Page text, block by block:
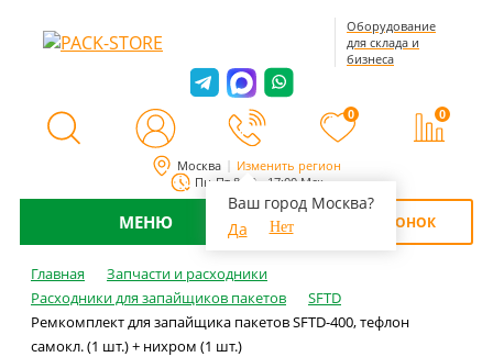
Москва Изменить регион
Ваш город Москва?
Да
Нет
Пн-Пт 8:00 - 17:00 Мск
Оборудование
для склада и
бизнеса
0 0
МЕНЮ ОБРАТНЫЙ ЗВОНОК
Главная
Запчасти и расходники
Расходники для запайщиков пакетов
SFTD
Ремкомплект для запайщика пакетов SFTD-400, тефлон
самокл. (1 шт.) + нихром (1 шт.)